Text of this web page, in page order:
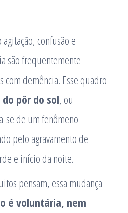
confusão e
são frequentemente
com demência. Esse quadro
pôr do sol, ou
se de um fenômeno
pelo agravamento de
e início da noite.
pensam, essa mudança
é voluntária, nem